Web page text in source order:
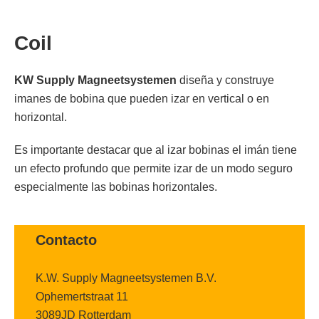
Coil
KW Supply Magneetsystemen diseña y construye
imanes de bobina que pueden izar en vertical o en
horizontal.
Es importante destacar que al izar bobinas el imán tiene
un efecto profundo que permite izar de un modo seguro
especialmente las bobinas horizontales.
Contacto
K.W. Supply Magneetsystemen B.V.
Ophemertstraat 11
3089JD Rotterdam